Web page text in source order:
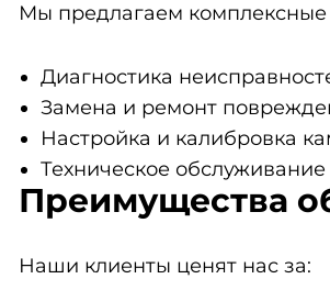
Мы предлагаем комплексные
Диагностика
Замена и ремонт
Настройка и калибровка
Техническое
Преимущества
Наши клиенты ценят нас за: